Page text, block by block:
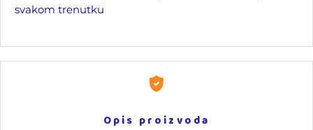
svakom trenutku
Opis proizvoda